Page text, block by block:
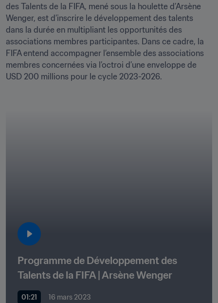
des Talents de la FIFA, mené sous la houlette d’Arsène
Wenger, est d’inscrire le développement des talents
dans la durée en multipliant les opportunités des
associations membres participantes. Dans ce cadre, la
FIFA entend accompagner l’ensemble des associations
membres concernées via l’octroi d’une enveloppe de
USD 200 millions pour le cycle 2023-2026.
Programme de Développement des
Talents de la FIFA | Arsène Wenger
01:21 16 mars 2023